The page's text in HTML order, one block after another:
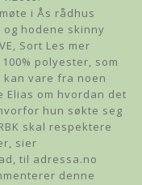
i Ås rådhus
og hodene skinny
Sort Les mer
polyester, som
kan vare fra noen
Elias om hvordan det
hun søkte seg
skal respektere
sier
til adressa.no
denne